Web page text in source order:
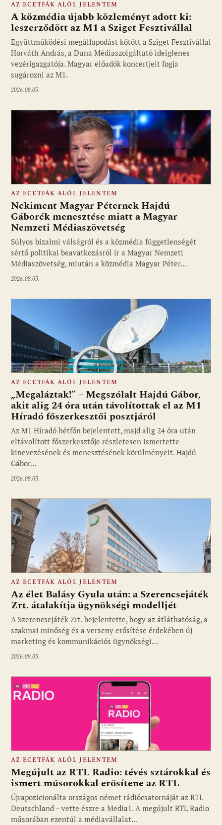
Fotó: media1.hu
AZ ECETFÁK ALÓL JELENTEM
A közmédia újabb közleményt adott ki:
leszerződött az M1 a Sziget Fesztivállal
Együttműködési megállapodást kötött a Sziget Fesztivállal
Horváth András, a Duna Médiaszolgáltató ideiglenes
vezérigazgatója. Magyar előadók koncertjeit fogja
sugározni az M1.
2026.08.05.
Fotó: media1.hu
AZ ECETFÁK ALÓL JELENTEM
Nekiment Magyar Péternek Hajdú
Gáborék menesztése miatt a Magyar
Nemzeti Médiaszövetség
Súlyos bizalmi válságról és a közmédia függetlenségét
sértő politikai beavatkozásról ír a Magyar Nemzeti
Médiaszövetség, miután a közmédia Magyar Péter…
2026.08.05.
Fotó: media1.hu
AZ ECETFÁK ALÓL JELENTEM
„Megaláztak!” – Megszólalt Hajdú Gábor,
akit alig 24 óra után távolítottak el az M1
Híradó főszerkesztői posztjáról
Az M1 Híradó hétfőn bejelentett, majd alig 24 óra után
eltávolított főszerkesztője részletesen ismertette
kinevezésének és menesztésének körülményeit. Hajdú
Gábor…
2026.08.05.
Fotó: media1.hu
AZ ECETFÁK ALÓL JELENTEM
Az élet Balásy Gyula után: a Szerencsejáték
Zrt. átalakítja ügynökségi modelljét
A Szerencsejáték Zrt. bejelentette, hogy az átláthatóság, a
szakmai minőség és a verseny erősítése érdekében új
marketing és kommunikációs ügynökségi…
2026.08.05.
Fotó: media1.hu
AZ ECETFÁK ALÓL JELENTEM
Megújult az RTL Radio: tévés sztárokkal és
ismert műsorokkal erősítene az RTL
Újrapozicionálta országos német rádiócsatornáját az RTL
Deutschland – vette észre a Media1. A megújult RTL Radio
műsorában ezentúl a médiavállalat…